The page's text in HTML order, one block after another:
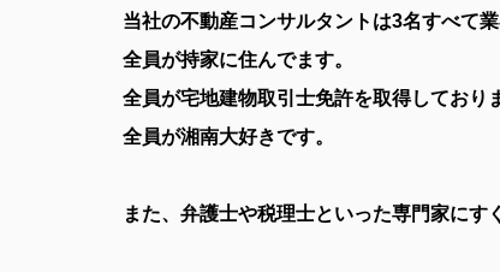
当社の不動産コンサルタントは3名すべて業
全員が持家に住んでます。
全員が宅地建物取引士免許を取得しており
全員が湘南大好きです。
また、弁護士や税理士といった専門家にす